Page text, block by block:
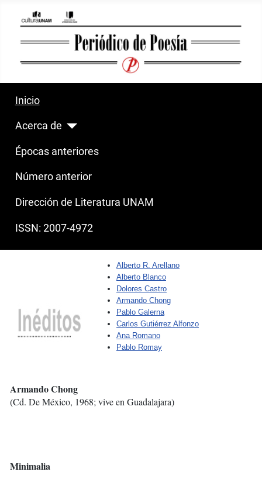
Inicio
Acerca de
Épocas anteriores
Número anterior
Dirección de Literatura UNAM
ISSN: 2007-4972
Alberto R. Arellano
Alberto Blanco
Dolores Castro
Armando Chong
Pablo Galerna
Carlos Gutiérrez Alfonzo
Ana Romano
Pablo Romay
Armando Chong
(Cd. De México, 1968; vive en Guadalajara)
Minimalia